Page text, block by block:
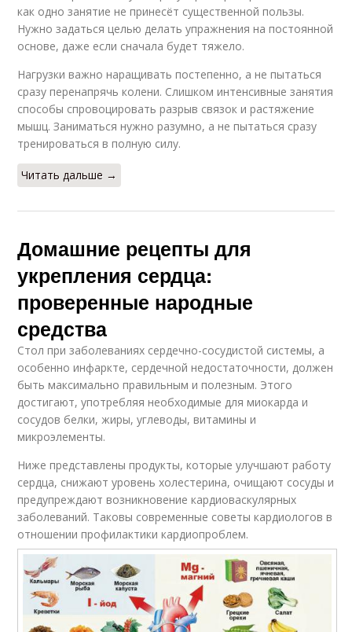
как одно занятие не принесёт существенной пользы.
Нужно задаться целью делать упражнения на постоянной
основе, даже если сначала будет тяжело.
Нагрузки важно наращивать постепенно, а не пытаться
сразу перенапрячь колени. Слишком интенсивные занятия
способы спровоцировать разрыв связок и растяжение
мышц. Заниматься нужно разумно, а не пытаться сразу
тренироваться в полную силу.
Читать дальше →
Домашние рецепты для
укрепления сердца:
проверенные народные
средства
Стол при заболеваниях сердечно-сосудистой системы, а
особенно инфаркте, сердечной недостаточности, должен
быть максимально правильным и полезным. Этого
достигают, употребляя необходимые для миокарда и
сосудов белки, жиры, углеводы, витамины и
микроэлементы.
Ниже представлены продукты, которые улучшают работу
сердца, снижают уровень холестерина, очищают сосуды и
предупреждают возникновение кардиоваскулярных
заболеваний. Таковы современные советы кардиологов в
отношении профилактики кардиопроблем.